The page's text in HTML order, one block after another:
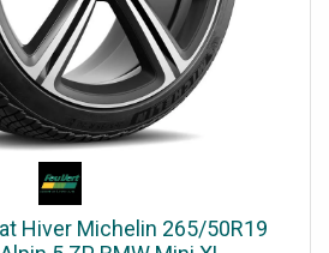
Hiver Michelin 265/50R19